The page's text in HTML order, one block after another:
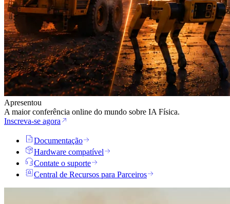
Apresentou
A maior conferência online do mundo sobre IA Física.
Inscreva-se agora
Documentação
Hardware compatível
Contate o suporte
Central de Recursos para Parceiros